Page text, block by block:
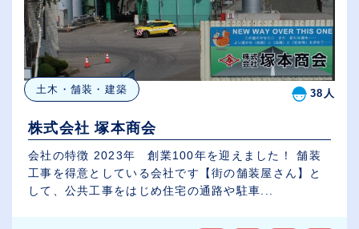
土木・舗装・建築 38人
株式会社 塚本商会
会社の特徴 2023年 創業100年を迎えました！ 舗装
工事を得意としている会社です【街の舗装屋さん】と
して、公共工事をはじめ住宅の通路や駐車...